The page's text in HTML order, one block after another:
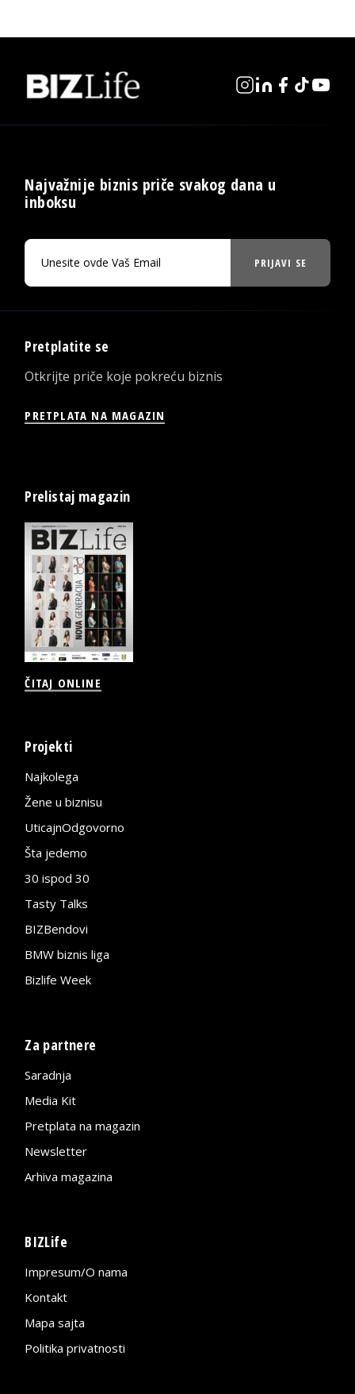
Najvažnije biznis priče svakog dana u
inboksu
PRIJAVI SE
Pretplatite se
Otkrijte priče koje pokreću biznis
PRETPLATA NA MAGAZIN
Prelistaj magazin
ČITAJ ONLINE
Projekti
Najkolega
Žene u biznisu
UticajnOdgovorno
Šta jedemo
30 ispod 30
Tasty Talks
BIZBendovi
BMW biznis liga
Bizlife Week
Za partnere
Saradnja
Media Kit
Pretplata na magazin
Newsletter
Arhiva magazina
BIZLife
Impresum/O nama
Kontakt
Mapa sajta
Politika privatnosti